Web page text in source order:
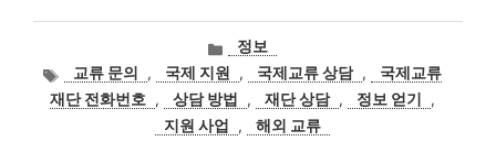
카
테
고
리
정보
태
그
교류 문의 , 국제 지원 , 국제교류 상담 ,
국제교류
재단 전화번호
, 상담 방법 , 재단 상담 , 정보 얻기
,
지원 사업
, 해외 교류